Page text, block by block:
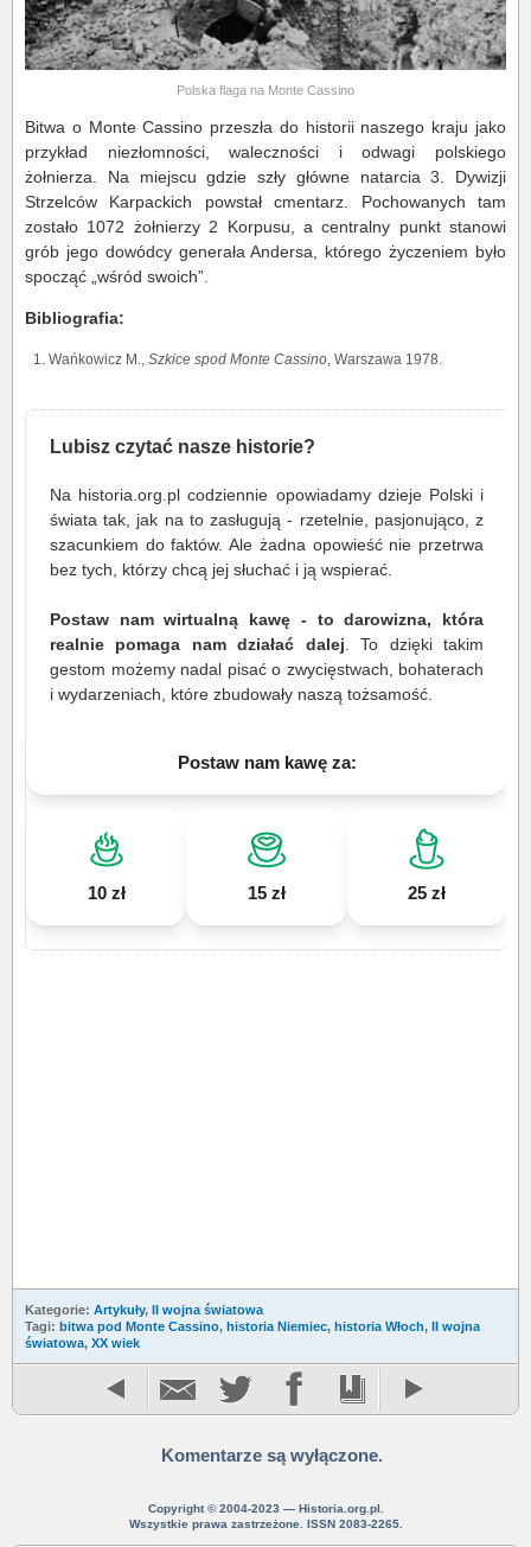
Polska flaga na Monte Cassino
Bitwa o Monte Cassino przeszła do historii naszego kraju jako
przykład niezłomności, waleczności i odwagi polskiego
żołnierza. Na miejscu gdzie szły główne natarcia 3. Dywizji
Strzelców Karpackich powstał cmentarz. Pochowanych tam
zostało 1072 żołnierzy 2 Korpusu, a centralny punkt stanowi
grób jego dowódcy generała Andersa, którego życzeniem było
spocząć „wśród swoich”.
Bibliografia:
Wańkowicz M., Szkice spod Monte Cassino, Warszawa 1978.
Lubisz czytać nasze historie?
Na historia.org.pl codziennie opowiadamy dzieje Polski i
świata tak, jak na to zasługują - rzetelnie, pasjonująco, z
szacunkiem do faktów. Ale żadna opowieść nie przetrwa
bez tych, którzy chcą jej słuchać i ją wspierać.
Postaw nam wirtualną kawę - to darowizna, która
realnie pomaga nam działać dalej . To dzięki takim
gestom możemy nadal pisać o zwycięstwach, bohaterach
i wydarzeniach, które zbudowały naszą tożsamość.
Postaw nam kawę za:
10 zł 15 zł 25 zł
Kategorie: Artykuły, II wojna światowa
Tagi: bitwa pod Monte Cassino, historia Niemiec, historia Włoch, II wojna
światowa, XX wiek
Komentarze są wyłączone.
Copyright © 2004-2023 — Historia.org.pl.
Wszystkie prawa zastrzeżone. ISSN 2083-2265.